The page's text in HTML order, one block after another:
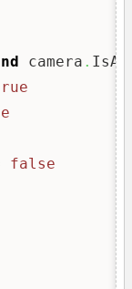
camera .
false